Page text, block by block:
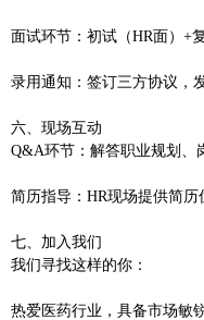
面试环节‌：初试（HR面）+
录用通知‌：签订三方协议，
‌六、现场互动‌
‌Q&A环节‌：解答职业规划、
简历指导‌：HR现场提供简历
‌七、加入我们‌
‌我们寻找这样的你‌：
热爱医药行业，具备市场敏